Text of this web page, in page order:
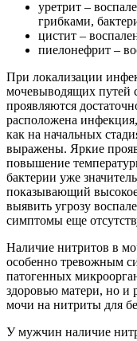
уретрит –
грибками,
цистит –
пиелонефрит –
При локализации
мочевыводящих путей
проявляются
расположена
как на начальных
выражены. Яркие
повышение
бактерии уже
показывающий
выявить угрозу
симптомы еще
Наличие нитритов в
особенно тревожным
патогенных
здоровью матери, но и
мочи на нитриты для
У мужчин наличие